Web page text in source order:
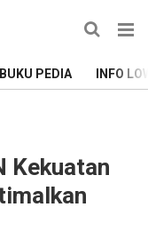
BUKU PEDIA INFO
Kekuatan